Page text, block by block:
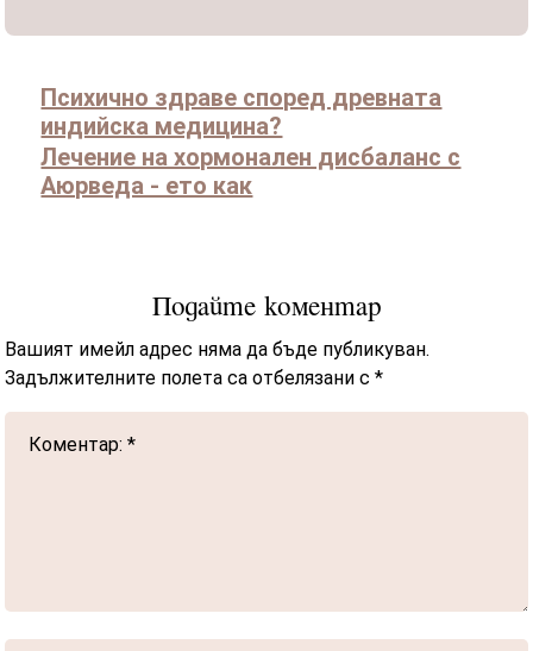
Психично здраве според древната
индийска медицина?
Лечение на хормонален дисбаланс с
Аюрведа - ето как
Подайте коментар
Вашият имейл адрес няма да бъде публикуван.
Задължителните полета са отбелязани с*